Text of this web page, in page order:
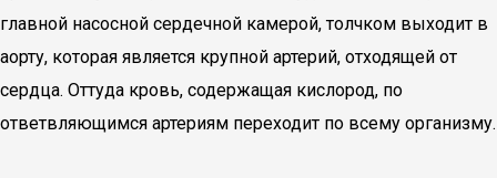
главной насосной сердечной камерой, толчком выходит в
аорту, которая является крупной артерий, отходящей от
сердца. Оттуда кровь, содержащая кислород, по
ответвляющимся артериям переходит по всему организму.